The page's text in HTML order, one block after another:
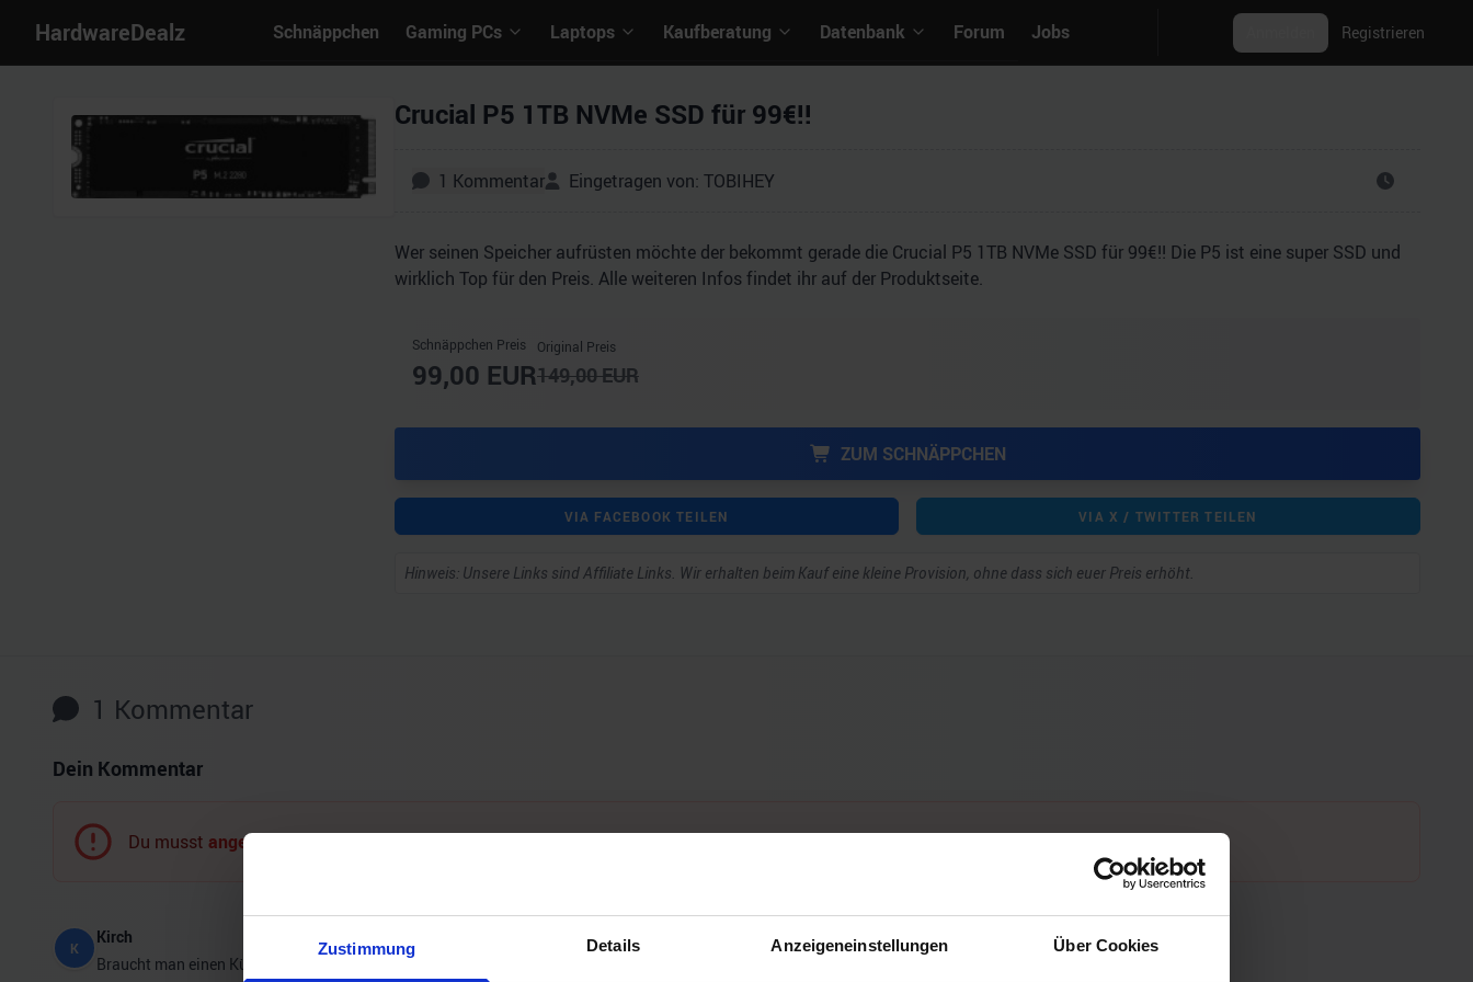
Zustimmung Details Anzeigeneinstellungen Über Cookies
HardwareDealz Schnäppchen Gaming PCs Laptops Kaufberatung Datenbank Forum Jobs Registrieren
Crucial P5 1TB NVMe SSD für 99€!!
1 Kommentar Eingetragen von: TOBIHEY
Wer seinen Speicher aufrüsten möchte der bekommt gerade die Crucial P5 1TB NVMe SSD für 99€!! Die P5 ist eine super SSD und
wirklich Top für den Preis. Alle weiteren Infos findet ihr auf der Produktseite.
Schnäppchen Preis
99,00 EUR
Original Preis
149,00EUR
ZUM SCHNÄPPCHEN
VIA FACEBOOK TEILEN VIA X / TWITTER TEILEN
Hinweis: Unsere Links sind Affiliate Links. Wir erhalten beim Kauf eine kleine Provision, ohne dass sich euer Preis erhöht.
1 Kommentar
Dein Kommentar
Du musst angemeldet
K
Kirch
Braucht man einen Kühler für so eine große nvme?